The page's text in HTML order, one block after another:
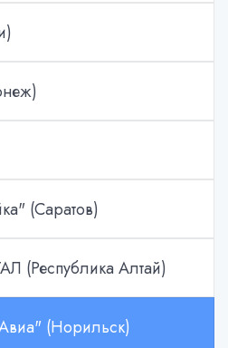
(Саратов)
(Республика Алтай)
(Норильск)